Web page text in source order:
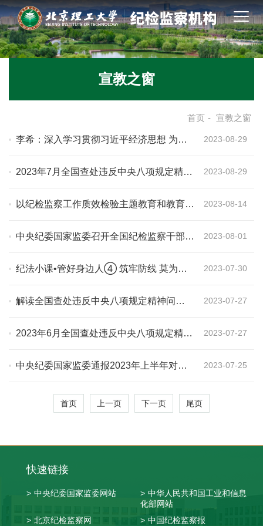
宣教之窗
首页 - 宣教之窗
李希：深入学习贯彻习近平经济思想 为经
2023-08-29
2023年7月全国查处违反中央八项规定精神
2023-08-29
以纪检监察工作质效检验主题教育和教育整
2023-08-14
中央纪委国家监委召开全国纪检监察干部队
席并讲话
2023-08-01
纪法小课•管好身边人④ 筑牢防线 莫为哥
2023-07-30
解读全国查处违反中央八项规定精神问
2023-07-27
2023年6月全国查处违反中央八项规定精神
2023-07-27
中央纪委国家监委通报2023年上半年对纪
2023-07-25
首页 上一页 下一页 尾页
快速链接
> 中央纪委国家监委网站 > 中华人民共和国工业和信息
化部网站
> 北京纪检监察网 > 中国纪检监察报